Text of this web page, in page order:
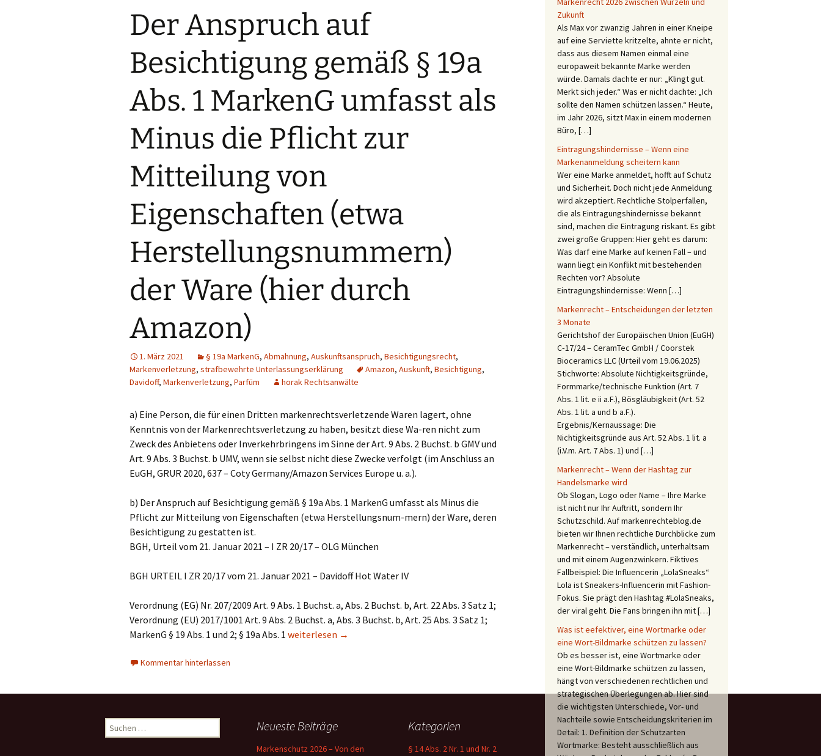
Markenanmeldung
Deutschland ab 89€*
Markenanmeldung
Europa ab 249€*
Internationale
Markenanmeldung ab
345€*
Markenanmeldung
Österreich ab 175€*
Markenanmelder
Markenhistorie
Rechtsreferendare
Stellenangebot
Rechtsfachwirte (m/w/d)
Stellenangebot
Rechtsanwaltsfachangestellte
Stellenangebot
Rechtsanwalts- und
Patentanwaltsfachangestellte
Auszubildende zur
Rechtsanwaltsfachangestellten
Stellenangebot
Auszubildende zur
Patentingenieure
Der Anspruch auf
Besichtigung gemäß § 19a
Abs. 1 MarkenG umfasst als
Minus die Pflicht zur
Mitteilung von
Eigenschaften (etwa
Herstellungsnummern)
der Ware (hier durch
Amazon)
1. März 2021 § 19a MarkenG, Abmahnung, Auskunftsanspruch, Besichtigungsrecht,
Markenverletzung, strafbewehrte Unterlassungserklärung Amazon, Auskunft, Besichtigung,
Davidoff, Markenverletzung, Parfüm horak Rechtsanwälte
a) Eine Person, die für einen Dritten markenrechtsverletzende Waren lagert, ohne
Kenntnis von der Markenrechtsverletzung zu haben, besitzt diese Wa-ren nicht zum
Zweck des Anbietens oder Inverkehrbringens im Sinne der Art. 9 Abs. 2 Buchst. b GMV und
Art. 9 Abs. 3 Buchst. b UMV, wenn sie selbst nicht diese Zwecke verfolgt (im Anschluss an
EuGH, GRUR 2020, 637 – Coty Germany/Amazon Services Europe u. a.).
b) Der Anspruch auf Besichtigung gemäß § 19a Abs. 1 MarkenG umfasst als Minus die
Pflicht zur Mitteilung von Eigenschaften (etwa Herstellungsnum-mern) der Ware, deren
Besichtigung zu gestatten ist.
BGH, Urteil vom 21. Januar 2021 – I ZR 20/17 – OLG München
BGH URTEIL I ZR 20/17 vom 21. Januar 2021 – Davidoff Hot Water IV
Verordnung (EG) Nr. 207/2009 Art. 9 Abs. 1 Buchst. a, Abs. 2 Buchst. b, Art. 22 Abs. 3 Satz 1;
Verordnung (EU) 2017/1001 Art. 9 Abs. 2 Buchst. a, Abs. 3 Buchst. b, Art. 25 Abs. 3 Satz 1;
MarkenG § 19 Abs. 1 und 2; § 19a Abs. 1 Der Anspruch auf Besichtigung gemäß § 19a Abs. 1 MarkenG umfasst als Minus die Pflicht zur Mitteilung von Eigenschaften
weiterlesen →
Kommentar hinterlassen
Zukunft
Als Max vor zwanzig Jahren in einer Kneipe
auf eine Serviette kritzelte, ahnte er nicht,
dass aus diesem Namen einmal eine
europaweit bekannte Marke werden
würde. Damals dachte er nur: „Klingt gut.
Merkt sich jeder.“ Was er nicht dachte: „Ich
sollte den Namen schützen lassen.“ Heute,
im Jahr 2026, sitzt Max in einem modernen
Büro, […]
Eintragungshindernisse – Wenn eine
Markenanmeldung scheitern kann
Wer eine Marke anmeldet, hofft auf Schutz
und Sicherheit. Doch nicht jede Anmeldung
wird akzeptiert. Rechtliche Stolperfallen,
die als Eintragungshindernisse bekannt
sind, machen die Eintragung riskant. Es gibt
zwei große Gruppen: Hier geht es darum:
Was darf eine Marke auf keinen Fall – und
wann liegt ein Konflikt mit bestehenden
Rechten vor? Absolute
Eintragungshindernisse: Wenn […]
Markenrecht – Entscheidungen der letzten
3 Monate
Gerichtshof der Europäischen Union (EuGH)
C‑17/24 – CeramTec GmbH / Coorstek
Bioceramics LLC (Urteil vom 19.06.2025)
Stichworte: Absolute Nichtigkeitsgründe,
Formmarke/technische Funktion (Art. 7
Abs. 1 lit. e ii a.F.), Bösgläubigkeit (Art. 52
Abs. 1 lit. a und b a.F.).
Ergebnis/Kernaussage: Die
Nichtigkeitsgründe aus Art. 52 Abs. 1 lit. a
(i.V.m. Art. 7 Abs. 1) und […]
Markenrecht – Wenn der Hashtag zur
Handelsmarke wird
Ob Slogan, Logo oder Name – Ihre Marke
ist nicht nur Ihr Auftritt, sondern Ihr
Schutzschild. Auf markenrechteblog.de
bieten wir Ihnen rechtliche Durchblicke zum
Markenrecht – verständlich, unterhaltsam
und mit einem Augenzwinkern. Fiktives
Fallbeispiel: Die Influencerin „LolaSneaks“
Lola ist Sneakers-Influencerin mit Fashion-
Fokus. Sie prägt den Hashtag #LolaSneaks,
der viral geht. Die Fans bringen ihn mit […]
Was ist eefektiver, eine Wortmarke oder
eine Wort-Bildmarke schützen zu lassen?
Ob es besser ist, eine Wortmarke oder
eine Wort-Bildmarke schützen zu lassen,
hängt von verschiedenen rechtlichen und
strategischen Überlegungen ab. Hier sind
die wichtigsten Unterschiede, Vor- und
Nachteile sowie Entscheidungskriterien im
Detail: 1. Definition der Schutzarten
Wortmarke: Besteht ausschließlich aus
Suchen
nach:
Neueste Beiträge
Markenschutz 2026 – Von den
Kategorien
§ 14 Abs. 2 Nr. 1 und Nr. 2